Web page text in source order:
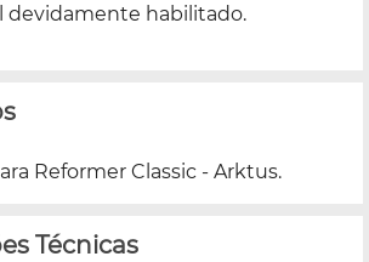
devidamente habilitado.
Reformer Classic - Arktus.
Técnicas